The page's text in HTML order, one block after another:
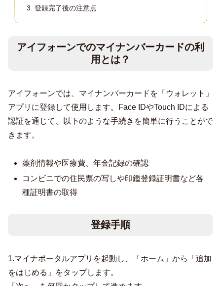
登録完了後の注意点
アイフォーンでのマイナンバーカードの利
用とは？
アイフォーンでは、マイナンバーカードを「ウォレット」
アプリに登録して使用します。Face IDやTouch IDによる
認証を通じて、以下のような手続きを簡単に行うことがで
きます。
薬剤情報や医療費、年金記録の確認
コンビニでの住民票の写しや印鑑登録証明書など各
種証明書の取得
登録手順
1.マイナポータルアプリを起動し、「ホーム」から「追加
をはじめる」をタップします。